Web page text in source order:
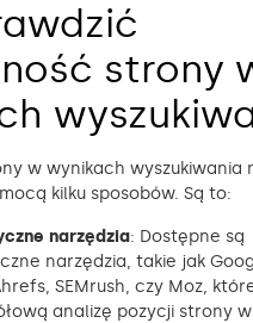
strony
w wynikach wyszukiwania
kilku sposobów. Są to:
narzędzia: Dostępne są
narzędzia, takie jak
SEMrush, czy Moz,
analizę pozycji strony